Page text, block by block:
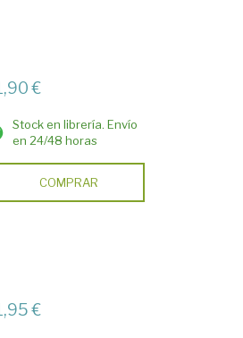
€
Stock en librería. Envío
en 24/48 horas
COMPRAR
€